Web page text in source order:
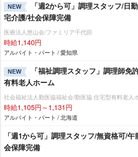
NEW
「週2から可」調理スタッフ/日
宅介護/社会保障完備
医療法人悠山会/ファミリア千代田
時給1,140円
アルバイト・パート / 愛知県
NEW
「福祉調理スタッフ」調理師免
有料老人ホーム
社会福祉法人勤医協福祉会/勤医協 住宅型有料老人
時給1,105円～1,131円
アルバイト・パート / 北海道
「週1から可」調理スタッフ/無資格可/
会保障完備